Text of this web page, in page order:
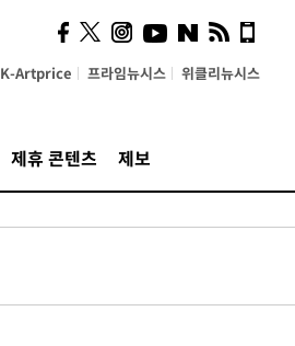
K-Artprice 프라임뉴시스 위클리뉴시스
제휴 콘텐츠 제보